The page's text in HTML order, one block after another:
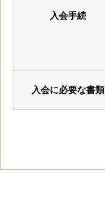
入会手続
入会に必要な書類